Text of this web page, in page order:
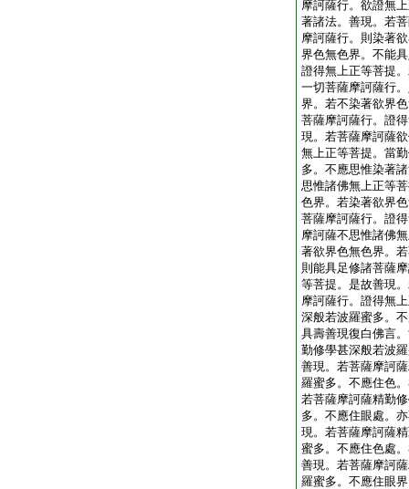
摩訶薩行。欲證無
著諸法。善現。若
摩訶薩行。則染著
界色無色界。不能
證得無上正等菩提
一切菩薩摩訶薩行
界。若不染著欲界
菩薩摩訶薩行。證
現。若菩薩摩訶薩
無上正等菩提。當
多。不應思惟染著
思惟諸佛無上正等
色界。若染著欲界
菩薩摩訶薩行。證
摩訶薩不思惟諸佛
著欲界色無色界。
則能具足修諸菩薩
等菩提。是故善現
摩訶薩行。證得無
深般若波羅蜜多。
具壽善現復白佛言
勤修學甚深般若波
善現。若菩薩摩訶
羅蜜多。不應住色
若菩薩摩訶薩精勤
多。不應住眼處。
現。若菩薩摩訶薩
蜜多。不應住色處
善現。若菩薩摩訶
羅蜜多。不應住眼